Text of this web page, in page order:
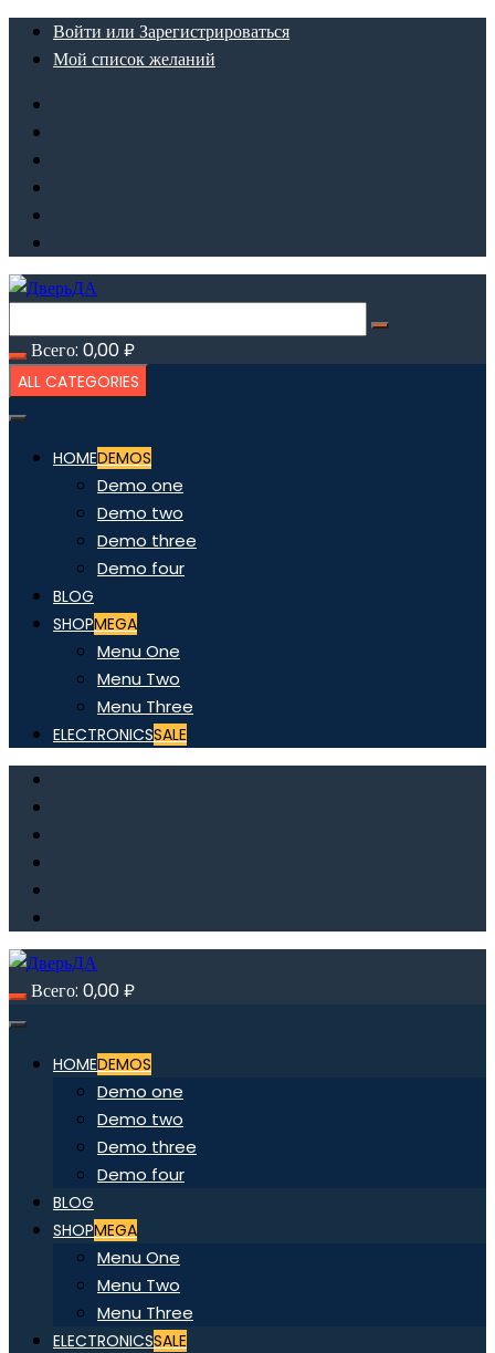
ПерейтиВойти или Зарегистрироваться
Мой список желаний
Всего: 0,00₽
ALL CATEGORIES
HOMEDEMOS
Demo one
Demo two
Demo three
Demo four
BLOG
SHOPMEGA
Menu One
Menu Two
Menu Three
ELECTRONICSSALE
Всего: 0,00₽
HOMEDEMOS
Demo one
Demo two
Demo three
Demo four
BLOG
SHOPMEGA
Menu One
Menu Two
Menu Three
ELECTRONICSSALE